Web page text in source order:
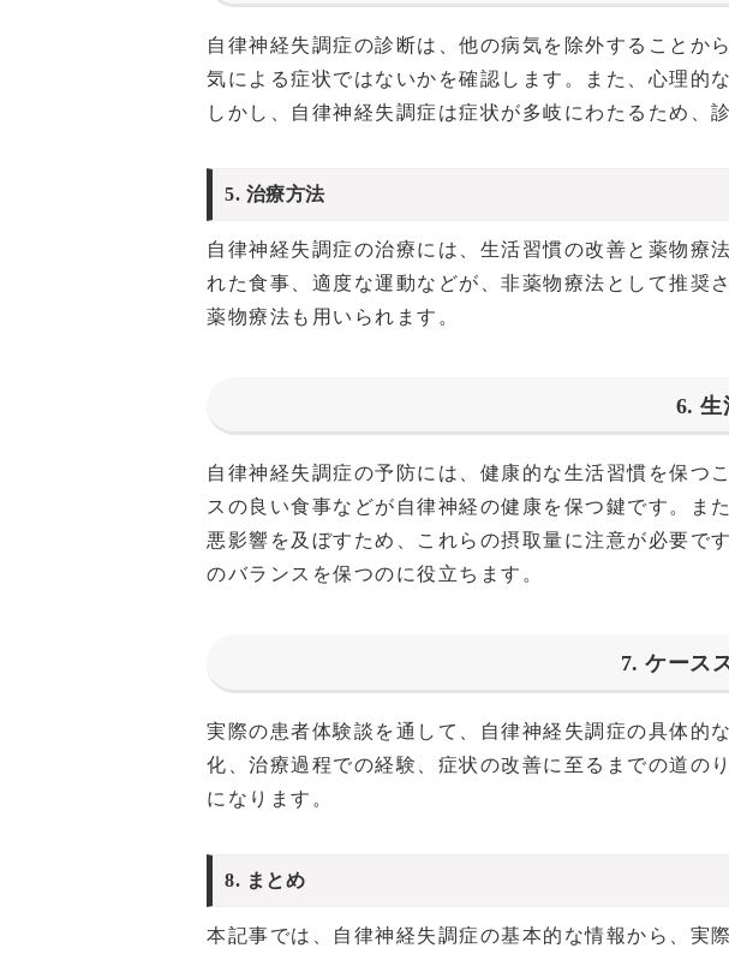
自律神経失調症の診断は、他の病気を除外することか
気による症状ではないかを確認します。また、心理的
しかし、自律神経失調症は症状が多岐にわたるため、
5. 治療方法
自律神経失調症の治療には、生活習慣の改善と薬物療
れた食事、適度な運動などが、非薬物療法として推奨
薬物療法も用いられます。
6. 生
自律神経失調症の予防には、健康的な生活習慣を保つ
スの良い食事などが自律神経の健康を保つ鍵です。ま
悪影響を及ぼすため、これらの摂取量に注意が必要で
のバランスを保つのに役立ちます。
7. ケース
実際の患者体験談を通して、自律神経失調症の具体的
化、治療過程での経験、症状の改善に至るまでの道の
になります。
8. まとめ
本記事では、自律神経失調症の基本的な情報から、実